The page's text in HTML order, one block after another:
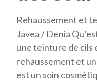
Rehaussement et
Javea / Denia
une teinture de cils
rehaussement et
est un soin